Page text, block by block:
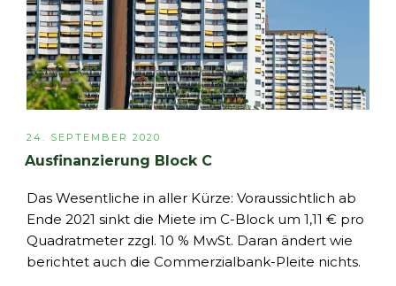
VERÖFFENTLICHT
24. SEPTEMBER 2020
Ausfinanzierung Block C
Das Wesentliche in aller Kürze: Voraussichtlich ab
Ende 2021 sinkt die Miete im C-Block um 1,11 € pro
Quadratmeter zzgl. 10 % MwSt. Daran ändert wie
berichtet auch die Commerzialbank-Pleite nichts.